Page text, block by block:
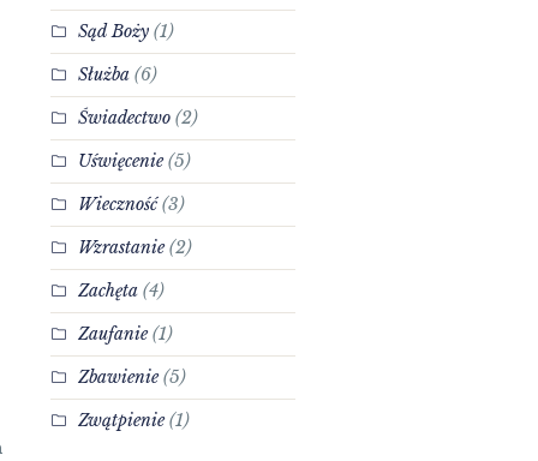
Sąd Boży(1)
Służba(6)
Świadectwo(2)
Uświęcenie(5)
Wieczność(3)
Wzrastanie(2)
Zachęta(4)
Zaufanie(1)
Zbawienie(5)
Zwątpienie(1)